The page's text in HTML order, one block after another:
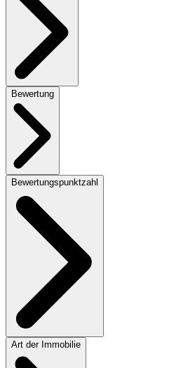
Bewertung
Bewertungspunktzahl
Art der Immobilie